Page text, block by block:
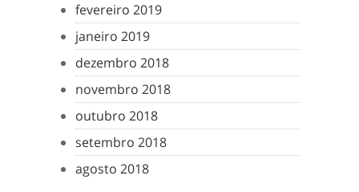
fevereiro 2019
janeiro 2019
dezembro 2018
novembro 2018
outubro 2018
setembro 2018
agosto 2018